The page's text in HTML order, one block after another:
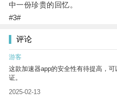
中一份珍贵的回忆。
#3#
评论
游客
这款加速器app的安全性有待提高，
证。
2025-02-13